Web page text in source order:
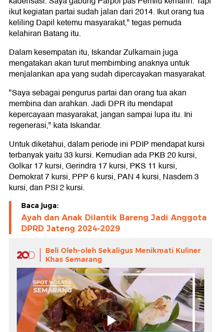
ikut kegiatan partai sudah jalan dari 2014. Ikut orang tua
keliling Dapil ketemu masyarakat," tegas pemuda
kelahiran Batang itu.
Dalam kesempatan itu, Iskandar Zulkarnain juga
mengatakan akan turut membimbing anaknya untuk
menjalankan apa yang sudah dipercayakan masyarakat.
"Saya sebagai pengurus partai dan orang tua akan
membina dan arahkan. Jadi DPR itu mendapat
kepercayaan masyarakat, jangan sampai lupa itu. Ini
regenerasi," kata Iskandar.
Untuk diketahui, dalam periode ini PDIP mendapat kursi
terbanyak yaitu 33 kursi. Kemudian ada PKB 20 kursi,
Golkar 17 kursi, Gerindra 17 kursi, PKS 11 kursi,
Demokrat 7 kursi, PPP 6 kursi, PAN 4 kursi, Nasdem 3
kursi, dan PSI 2 kursi.
Baca juga:
Ayah dan Anak Dilantik Bareng Jadi Anggota
DPRD Jateng 2024-2029
Beli Oleh-oleh Sekaligus Menikmati Kuliner
Khas Semarang